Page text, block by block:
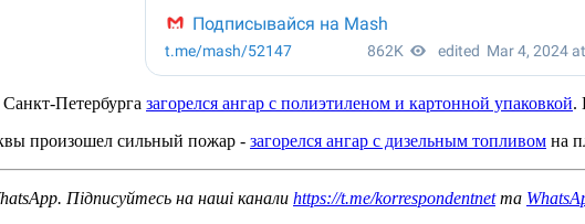
Петербурга загорелся ангар с полиэтиленом и картонной упаковкой.
произошел сильный пожар - загорелся ангар с дизельным топливом на
Підписуйтесь на наші канали https://t.me/korrespondentnetта